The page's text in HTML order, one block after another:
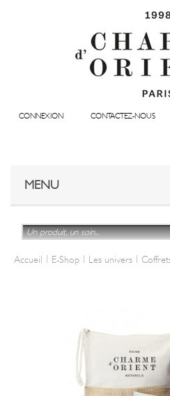
CONNEXION CONTACTEZ-NOUS
MENU
Accueil | E-Shop | Les univers |